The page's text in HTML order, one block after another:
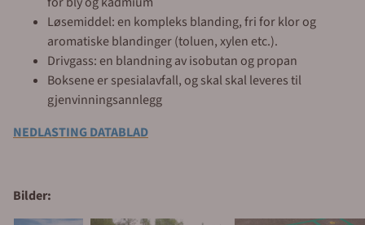
Løsemiddel: en kompleks blanding, fri for klor og
aromatiske blandinger (toluen, xylen etc.).
Drivgass: en blandning av isobutan og propan
Boksene er spesialavfall, og skal skal leveres til
gjenvinningsannlegg
NEDLASTING DATABLAD
Bilder: